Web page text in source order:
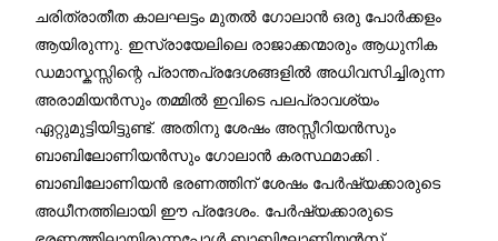
ചരിത്രാതീത കാലഘട്ടം മുതൽ ഗോലാൻ ഒരു പോർക്കളം
ആയിരുന്നു. ഇസ്രായേലിലെ രാജാക്കന്മാരും ആധുനിക
ഡമാസ്കസ്സിന്റെ പ്രാന്തപ്രദേശങ്ങളിൽ അധിവസിച്ചിരുന്ന
അരാമിയൻസും തമ്മിൽ ഇവിടെ പലപ്രാവശ്യം
ഏറ്റുമുട്ടിയിട്ടുണ്ട്. അതിനു ശേഷം അസ്സീറിയൻസും
ബാബിലോണിയൻസും ഗോലാൻ കരസ്ഥമാക്കി .
ബാബിലോണിയൻ ഭരണത്തിന് ശേഷം പേർഷ്യക്കാരുടെ
അധീനത്തിലായി ഈ പ്രദേശം. പേർഷ്യക്കാരുടെ